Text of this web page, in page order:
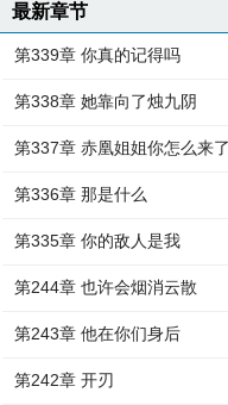
最新章节
第339章 你真的记得吗
第338章 她靠向了烛九阴
第337章 赤凰姐姐你怎么来了
第336章 那是什么
第335章 你的敌人是我
第244章 也许会烟消云散
第243章 他在你们身后
第242章 开刃